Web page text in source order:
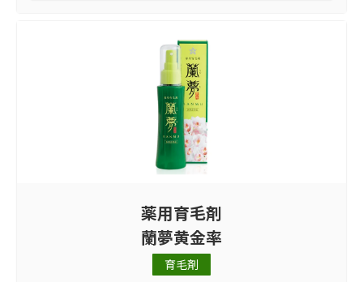
薬用育毛剤
蘭夢黄金率
育毛剤